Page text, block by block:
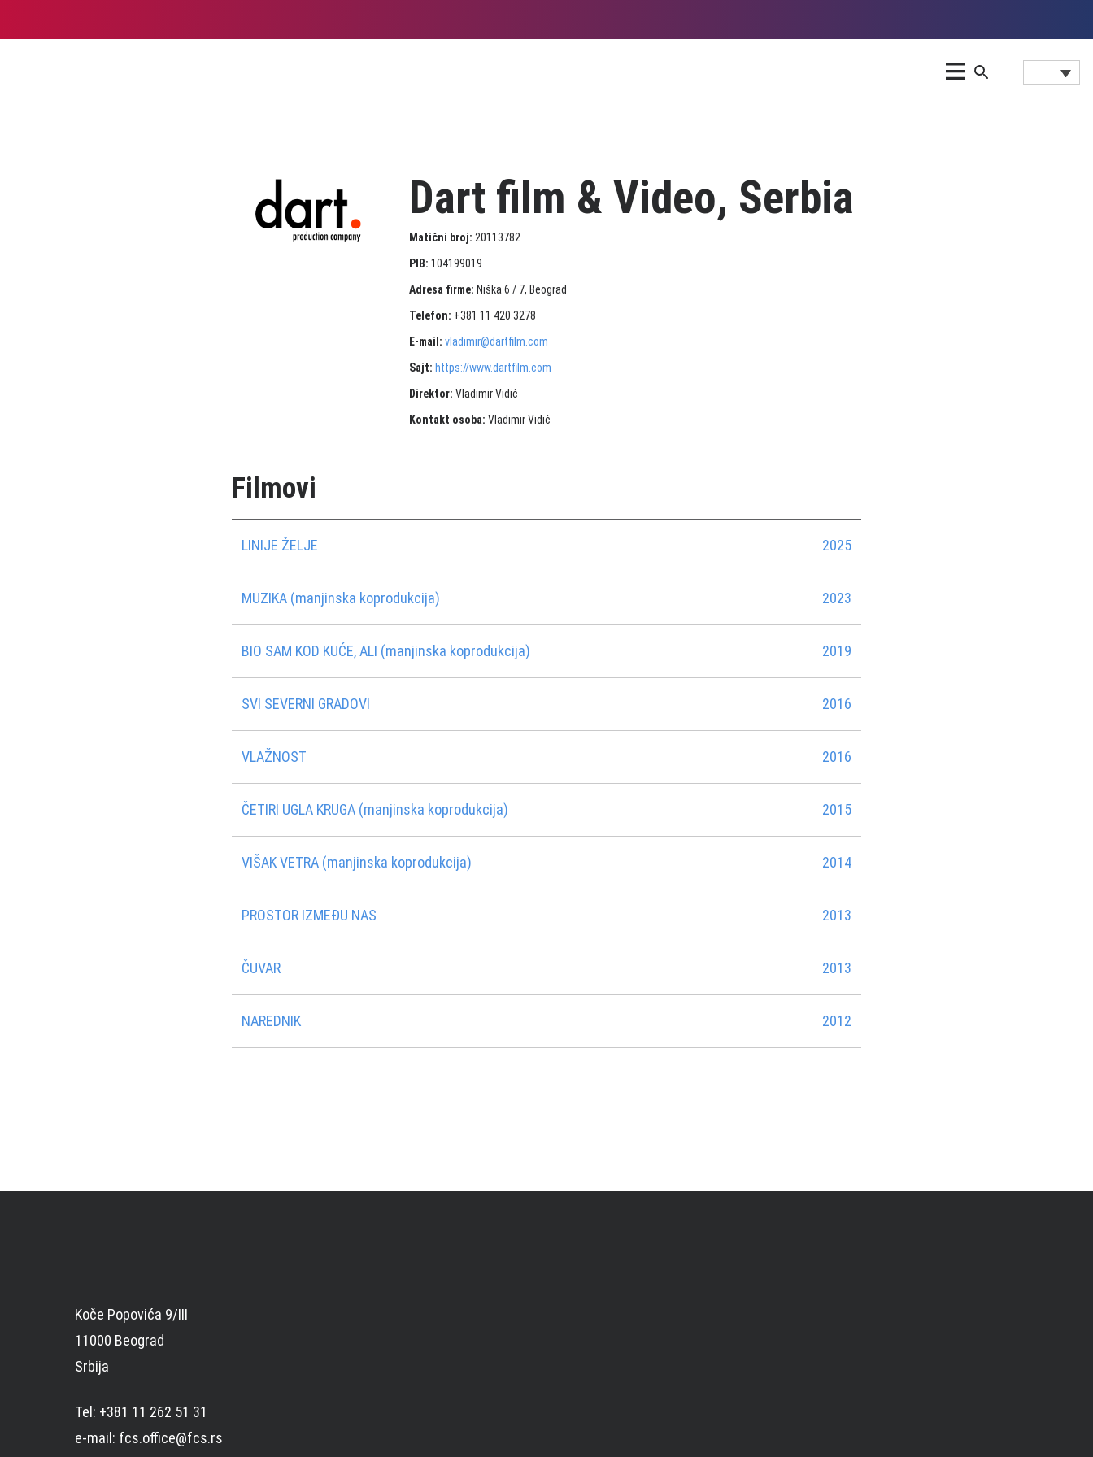
Dart film & Video, Serbia
Matični broj: 20113782
PIB: 104199019
Adresa firme: Niška 6 / 7, Beograd
Telefon: +381 11 420 3278
E-mail: vladimir@dartfilm.com
Sajt: https://www.dartfilm.com
Direktor: Vladimir Vidić
Kontakt osoba: Vladimir Vidić
Filmovi
LINIJE ŽELJE 2025
MUZIKA (manjinska koprodukcija) 2023
BIO SAM KOD KUĆE, ALI (manjinska koprodukcija) 2019
SVI SEVERNI GRADOVI 2016
VLAŽNOST 2016
ČETIRI UGLA KRUGA (manjinska koprodukcija) 2015
VIŠAK VETRA (manjinska koprodukcija) 2014
PROSTOR IZMEÐU NAS 2013
ČUVAR 2013
NAREDNIK 2012
Koče Popovića 9/III
11000 Beograd
Srbija
Tel: +381 11 262 51 31
e-mail: fcs.office@fcs.rs